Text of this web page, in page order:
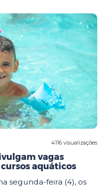
4116 visualizações
vagas
aquáticos
segunda-feira (4), os